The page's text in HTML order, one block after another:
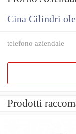
Cina Cilindri
telefono aziendale
Prodotti